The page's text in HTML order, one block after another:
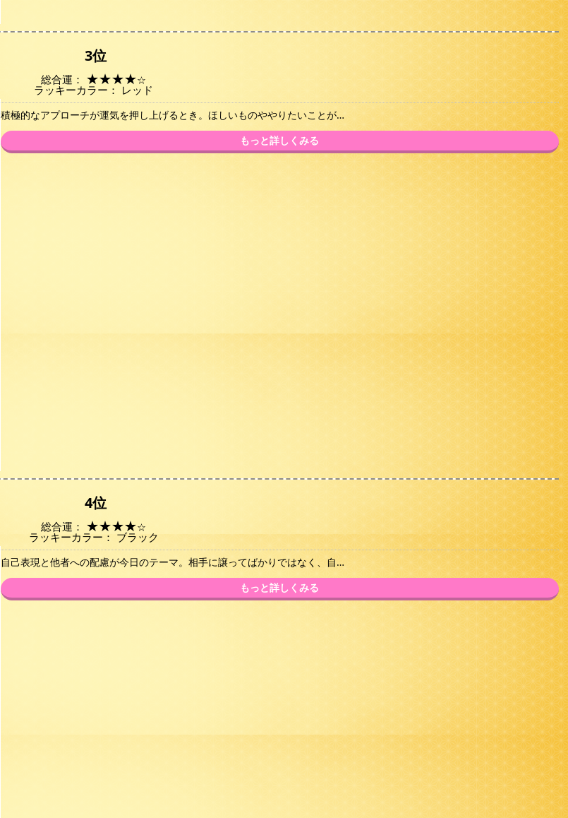
3位
総合運： ★★★★☆
ラッキーカラー： レッド
積極的なアプローチが運気を押し上げるとき。ほしいものややりたいことが…
もっと詳しくみる
4位
総合運： ★★★★☆
ラッキーカラー： ブラック
自己表現と他者への配慮が今日のテーマ。相手に譲ってばかりではなく、自…
もっと詳しくみる